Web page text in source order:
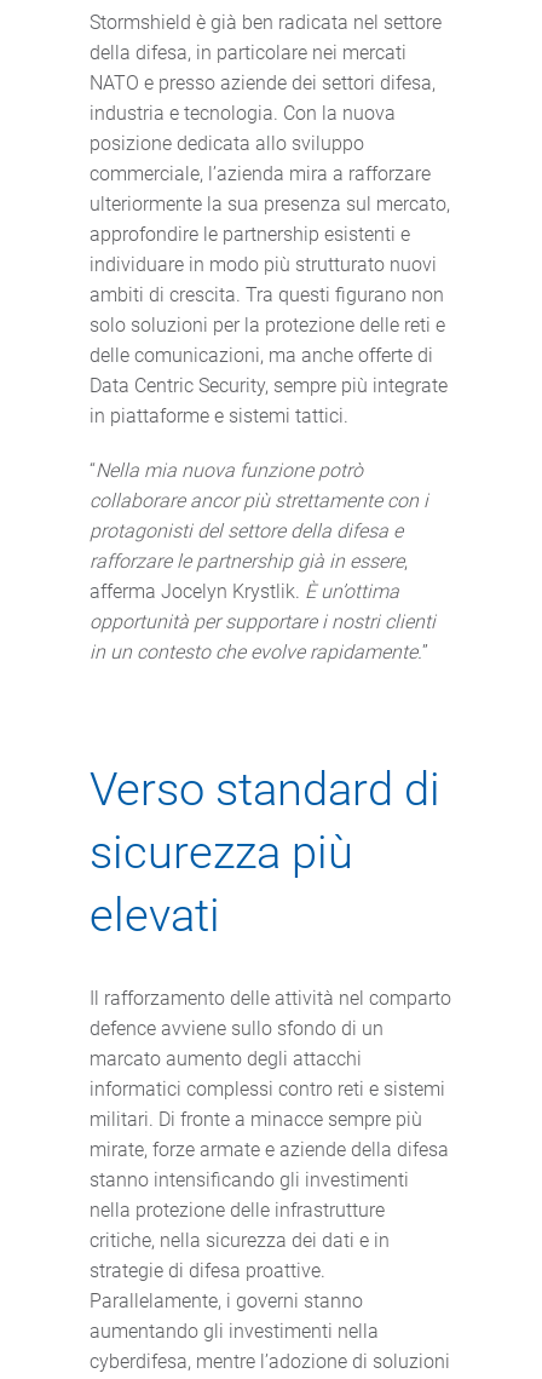
Stormshield è già ben radicata nel settore
della difesa, in particolare nei mercati
NATO e presso aziende dei settori difesa,
industria e tecnologia. Con la nuova
posizione dedicata allo sviluppo
commerciale, l’azienda mira a rafforzare
ulteriormente la sua presenza sul mercato,
approfondire le partnership esistenti e
individuare in modo più strutturato nuovi
ambiti di crescita. Tra questi figurano non
solo soluzioni per la protezione delle reti e
delle comunicazioni, ma anche offerte di
Data Centric Security, sempre più integrate
in piattaforme e sistemi tattici.
“Nella mia nuova funzione potrò
collaborare ancor più strettamente con i
protagonisti del settore della difesa e
rafforzare le partnership già in essere,
afferma Jocelyn Krystlik. È un’ottima
opportunità per supportare i nostri clienti
in un contesto che evolve rapidamente.”
Verso standard di
sicurezza più
elevati
Il rafforzamento delle attività nel comparto
defence avviene sullo sfondo di un
marcato aumento degli attacchi
informatici complessi contro reti e sistemi
militari. Di fronte a minacce sempre più
mirate, forze armate e aziende della difesa
stanno intensificando gli investimenti
nella protezione delle infrastrutture
critiche, nella sicurezza dei dati e in
strategie di difesa proattive.
Parallelamente, i governi stanno
aumentando gli investimenti nella
cyberdifesa, mentre l’adozione di soluzioni